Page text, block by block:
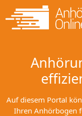
Auf diesem Portal
Ihren Anhörbogen